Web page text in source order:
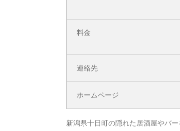
料金
連絡先
ホームページ
新潟県十日町の隠れた居酒屋やバー